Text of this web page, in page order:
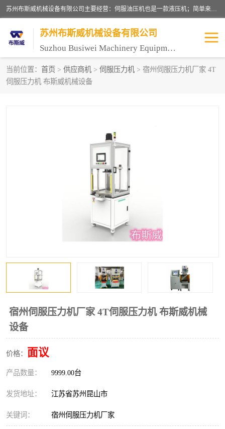
苏州布斯威机械设备有限公司主要经营：伺服油压机也是一款液压机；简单来说，传统的油压机，选用的是普通电机，普通电机容易发热，容易烧坏。伺服油压机采用先进的伺服电机，一般选用汇川 、日本大金、台达等品牌。伺服电机配套伺服泵还有伺服驱动器等部件，这样机器的电机过热，能耗的控制、机器工作的噪音都得到了完美的解决。
苏州布斯威机械设备有限公司
Suzhou Busiwei Machinery Equipment Co., Ltd.
当前位置： 首页 > 供应商机 > 伺服压力机 > 宿州伺服压力机厂家 4T
伺服压力机 布斯威机械设备
宿州伺服压力机厂家 4T伺服压力机 布斯威机械
设备
价格： 面议
产品数量： 9999.00台
发货地址： 江苏省苏州昆山市
关键词： 宿州伺服压力机厂家
单柱油压机-C型油压机